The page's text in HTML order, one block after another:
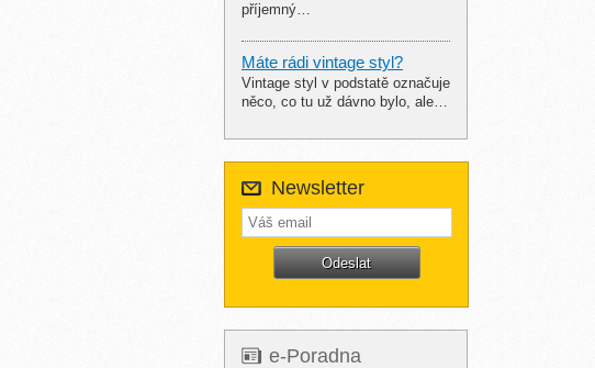
příjemný…
Máte rádi vintage styl?
Vintage styl v podstatě označuje
něco, co tu už dávno bylo, ale…
Newsletter
e-Poradna